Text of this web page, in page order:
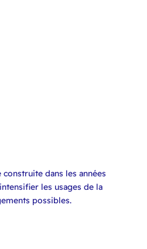
dans les années
les usages de la
possibles.